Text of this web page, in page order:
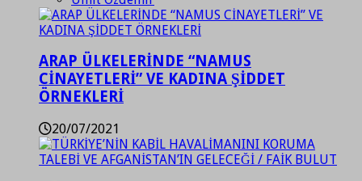
ARAP ÜLKELERİNDE “NAMUS
CİNAYETLERİ” VE KADINA ŞİDDET
ÖRNEKLERİ
20/07/2021